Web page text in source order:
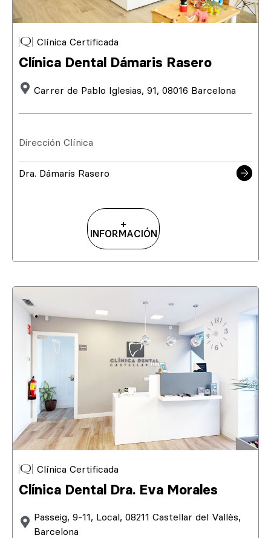
Clínica Certificada
Clínica Dental Dámaris Rasero
Carrer de Pablo Iglesias, 91, 08016 Barcelona
Dirección Clínica
Dra. Dámaris Rasero
+
INFORMACIÓN
Clínica Certificada
Clínica Dental Dra. Eva Morales
Passeig, 9-11, Local, 08211 Castellar del Vallès,
Barcelona